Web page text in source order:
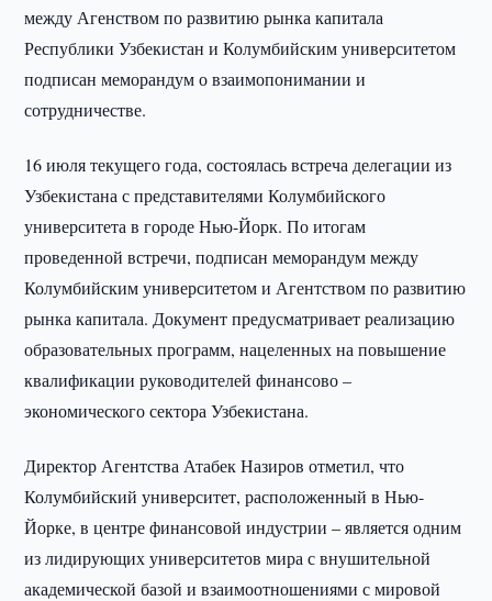
между Агенством по развитию рынка капитала
Республики Узбекистан и Колумбийским университетом
подписан меморандум о взаимопонимании и
сотрудничестве.
16 июля текущего года, состоялась встреча делегации из
Узбекистана с представителями Колумбийского
университета в городе Нью-Йорк. По итогам
проведенной встречи, подписан меморандум между
Колумбийским университетом и Агентством по развитию
рынка капитала. Документ предусматривает реализацию
образовательных программ, нацеленных на повышение
квалификации руководителей финансово –
экономического сектора Узбекистана.
Директор Агентства Атабек Назиров отметил, что
Колумбийский университет, расположенный в Нью-
Йорке, в центре финансовой индустрии – является одним
из лидирующих университетов мира с внушительной
академической базой и взаимоотношениями с мировой